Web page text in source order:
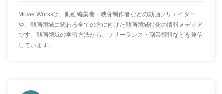
Movie Worksは、動画編集者・映像制作者などの動画クリエイター
や、動画領域に関わる全ての方に向けた動画領域特化の情報メディア
です。動画領域の学習方法から、フリーランス・副業情報などを発信
しています。